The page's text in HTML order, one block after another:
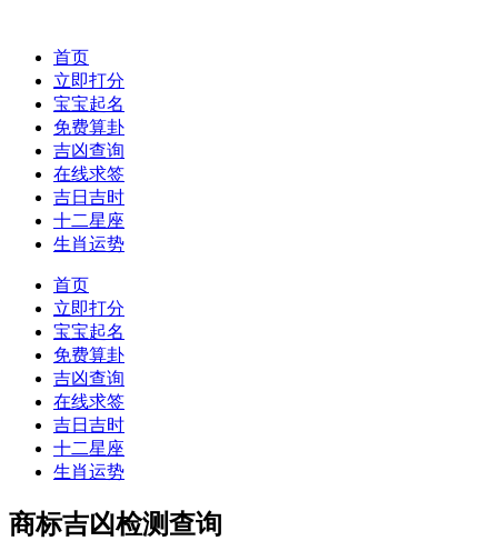
首页
立即打分
宝宝起名
免费算卦
吉凶查询
在线求签
吉日吉时
十二星座
生肖运势
首页
立即打分
宝宝起名
免费算卦
吉凶查询
在线求签
吉日吉时
十二星座
生肖运势
商标吉凶检测查询